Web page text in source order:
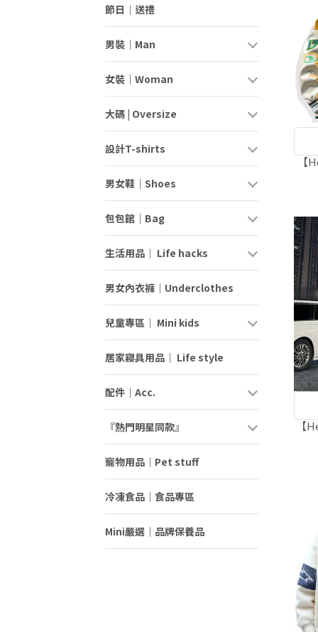
節日｜送禮
男裝｜Man
女裝｜Woman
大碼 | Oversize
設計T-shirts
男女鞋｜Shoes
包包館｜Bag
生活用品｜ Life hacks
男女內衣褲｜Underclothes
兒童專區｜ Mini kids
居家寢具用品｜ Life style
配件｜Acc.
『熱門明星同款』
寵物用品｜Pet stuff
冷凍食品｜食品專區
Mini嚴選｜品牌保養品
【
【